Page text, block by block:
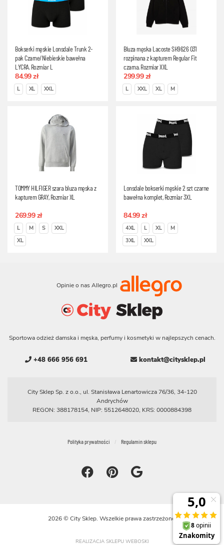
Bokserki męskie Lonsdale Trunk 2-
pak Czarne/Niebieskie bawełna
LYCRA, Rozmiar L
84.99 zł
L XL XXL
Bluza męska Lacoste SH9626 031
rozpinana z kapturem Regular Fit
czarna, Rozmiar XXL
299.99 zł
L XXL XL M
TOMMY HILFIGER szara bluza męska z
kapturem GRAY, Rozmiar XL
269.99 zł
L M S
XXL
XL
Lonsdale bokserki męskie 2 szt czarne
bawełna komplet, Rozmiar 3XL
84.99 zł
4XL L XL
M
3XL
XXL
Opinie o nas Allegro.pl
Sportowa odzież damska i męska, perfumy i kosmetyki w najlepszych cenach.
+48 666 956 691 kontakt@citysklep.pl
City Sklep Sp. z o.o., ul. Stanisława Lenartowicza 76/36, 34-120
Andrychów
REGON: 388178154, NIP: 5512648020, KRS: 0000884398
Polityka prywatności Regulamin sklepu
2026 © City Sklep. Wszelkie prawa zastrzeżone.
REALIZACJA SKLEPU WEBOSKI